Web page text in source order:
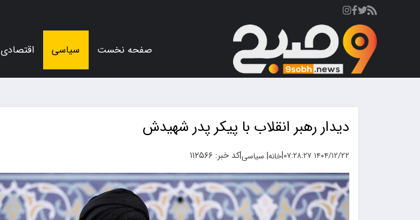
صفحه نخست سیاسی اقتصادی
دیدار رهبر انقلاب با پیکر پدر شهیدش
۱۴۰۴/۱۲/۲۲ ۰۷:۲۸:۲۷ |خانه| سیاسی|کد خبر: ۱۱۲۵۶۶